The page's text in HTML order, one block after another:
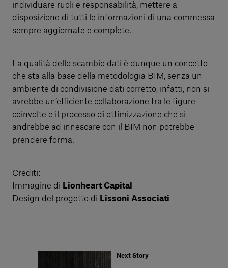
individuare ruoli e responsabilità, mettere a
disposizione di tutti le informazioni di una commessa
sempre aggiornate e complete.
La qualità dello scambio dati è dunque un concetto
che sta alla base della metodologia BIM, senza un
ambiente di condivisione dati corretto, infatti, non si
avrebbe un’efficiente collaborazione tra le figure
coinvolte e il processo di ottimizzazione che si
andrebbe ad innescare con il BIM non potrebbe
prendere forma.
Crediti:
Immagine di Lionheart Capital
Design del progetto di Lissoni Associati
Next Story